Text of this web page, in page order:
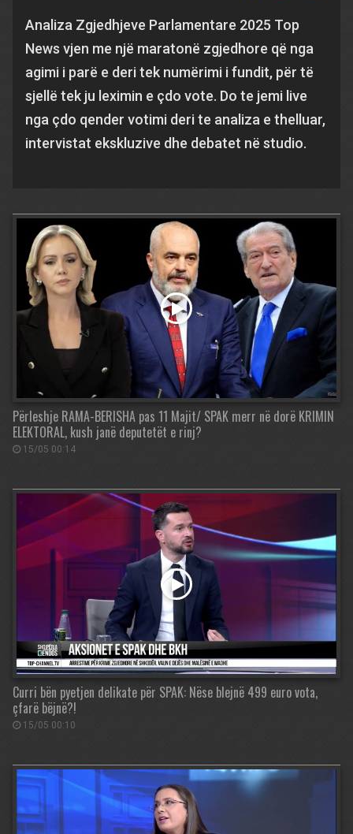
Analiza Zgjedhjeve Parlamentare 2025 Top
News vjen me një maratonë zgjedhore që nga
agimi i parë e deri tek numërimi i fundit, për të
sjellë tek ju leximin e çdo vote. Do te jemi live
nga çdo qender votimi deri te analiza e thelluar,
intervistat ekskluzive dhe debatet në studio.
Përleshje RAMA-BERISHA pas 11 Majit/ SPAK merr në dorë KRIMIN
ELEKTORAL, kush janë deputetët e rinj?
15/05 00:14
Curri bën pyetjen delikate për SPAK: Nëse blejnë 499 euro vota,
çfarë bëjnë?!
15/05 00:10